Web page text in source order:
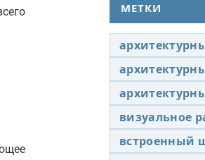
МЕТКИ
визуальное
встроенный